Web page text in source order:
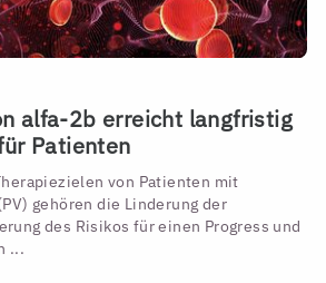
alfa-2b erreicht langfristig
Patienten
von Patienten mit
gehören die Linderung der
des Risikos für einen Progress und
...